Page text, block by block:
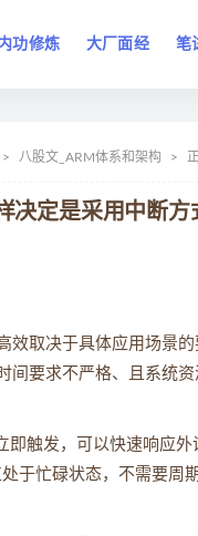
功修炼 大厂面经 笔
八股文_ARM体系和架构
决定是采用中断方
取决于具体应用场景的
间要求不严格、且系统资
即触发，可以快速响应外
于忙碌状态，不需要周